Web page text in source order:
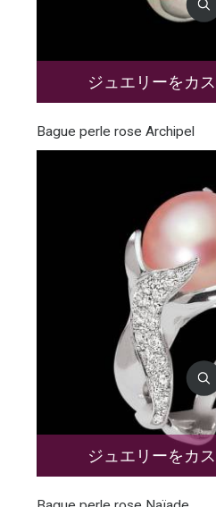
ジュエリーをカ
Bague perle rose Archipel
ジュエリーをカ